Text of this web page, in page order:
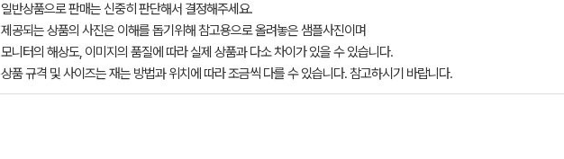
일반상품으로 판매는 신중히 판단해서 결정해주세요.
제공되는 상품의 사진은 이해를 돕기위해 참고용으로 올려놓은 샘플사진이며
모니터의 해상도, 이미지의 품질에 따라 실제 상품과 다소 차이가 있을 수 있습니다.
상품 규격 및 사이즈는 재는 방법과 위치에 따라 조금씩 다를 수 있습니다. 참고하시기 바랍니다.